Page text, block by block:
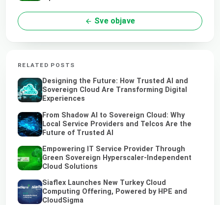
Sve objave
RELATED POSTS
Designing the Future: How Trusted AI and
Sovereign Cloud Are Transforming Digital
Experiences
From Shadow AI to Sovereign Cloud: Why
Local Service Providers and Telcos Are the
Future of Trusted AI
Empowering IT Service Provider Through
Green Sovereign Hyperscaler-Independent
Cloud Solutions
Siaflex Launches New Turkey Cloud
Computing Offering, Powered by HPE and
CloudSigma